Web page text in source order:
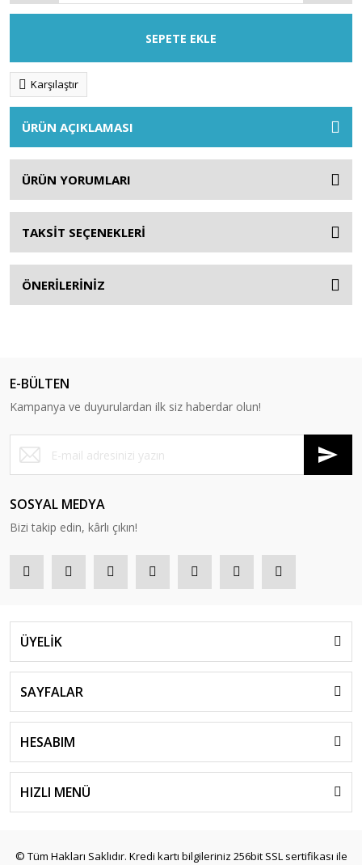
SEPETE EKLE
Karşılaştır
ÜRÜN AÇIKLAMASI
ÜRÜN YORUMLARI
TAKSİT SEÇENEKLERİ
ÖNERİLERİNİZ
E-BÜLTEN
Kampanya ve duyurulardan ilk siz haberdar olun!
SOSYAL MEDYA
Bizi takip edin, kârlı çıkın!
ÜYELİK
SAYFALAR
HESABIM
HIZLI MENÜ
© Tüm Hakları Saklıdır. Kredi kartı bilgileriniz 256bit SSL sertifikası ile